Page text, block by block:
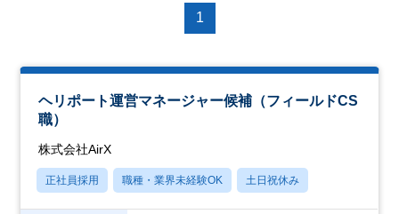
1
ヘリポート運営マネージャー候補（フィールドCS
職）
株式会社AirX
正社員採用 職種・業界未経験OK 土日祝休み